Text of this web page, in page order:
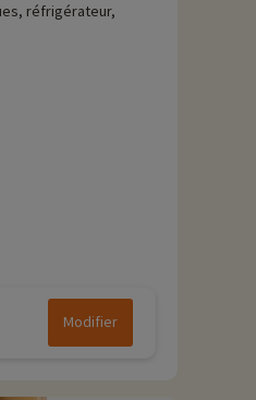
réfrigérateur,
Modifier